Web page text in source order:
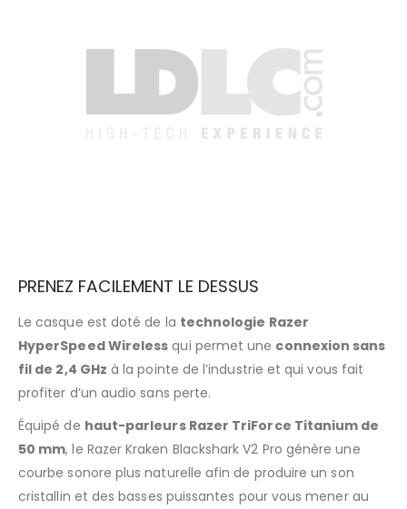
PRENEZ FACILEMENT LE DESSUS
Le casque est doté de la technologie Razer
HyperSpeed Wireless qui permet une connexion sans
fil de 2,4 GHz à la pointe de l’industrie et qui vous fait
profiter d’un audio sans perte.
Équipé de haut-parleurs Razer TriForce Titanium de
50 mm, le Razer Kraken Blackshark V2 Pro génère une
courbe sonore plus naturelle afin de produire un son
cristallin et des basses puissantes pour vous mener au